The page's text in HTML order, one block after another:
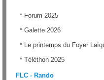
* Forum 2025
* Galette 2026
* Le printemps du Foyer
* Téléthon 2025
FLC - Rando